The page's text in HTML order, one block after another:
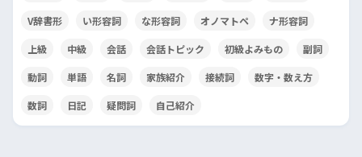
V辞書形 い形容詞 な形容詞 オノマトペ ナ形容詞
上級 中級 会話 会話トピック 初級よみもの 副詞
動詞 単語 名詞 家族紹介 接続詞 数字・数え方
数詞 日記 疑問詞 自己紹介